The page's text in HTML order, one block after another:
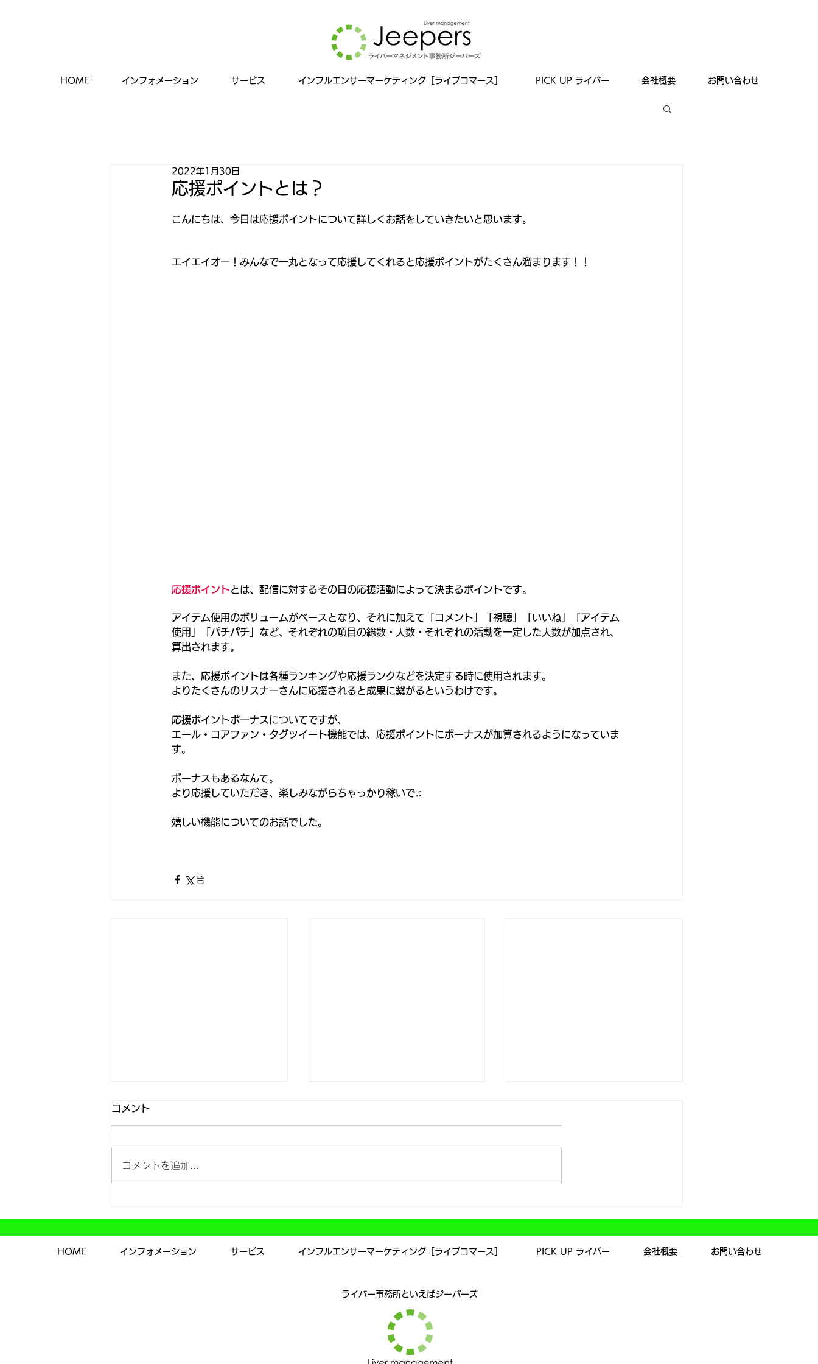
HOME インフォメーション サービス インフルエンサーマーケティング［ライブコマース］ PICK UP ライバー 会社概要 お問い合わせ
応援ポイントとは？
2022年1月30日
こんにちは、今日は応援ポイントについて詳しくお話をしていきたいと思います。
エイエイオー！みんなで一丸となって応援してくれると応援ポイントがたくさん溜まります！！
応援ポイントとは、配信に対するその日の応援活動によって決まるポイントです。
アイテム使用のボリュームがベースとなり、それに加えて「コメント」「視聴」「いいね」「アイテム
使用」「パチパチ」など、それぞれの項目の総数・人数・それぞれの活動を一定した人数が加点され、
算出されます。
また、応援ポイントは各種ランキングや応援ランクなどを決定する時に使用されます。
よりたくさんのリスナーさんに応援されると成果に繋がるというわけです。
応援ポイントボーナスについてですが、
エール・コアファン・タグツイート機能では、応援ポイントにボーナスが加算されるようになっていま
す。
ボーナスもあるなんて。
より応援していただき、楽しみながらちゃっかり稼いで♫
嬉しい機能についてのお話でした。
コメント
コメントを追加…
HOME インフォメーション サービス インフルエンサーマーケティング［ライブコマース］ PICK UP ライバー 会社概要 お問い合わせ
​ライバー事務所といえばジーパーズ